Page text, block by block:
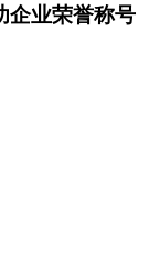
企业荣誉称号